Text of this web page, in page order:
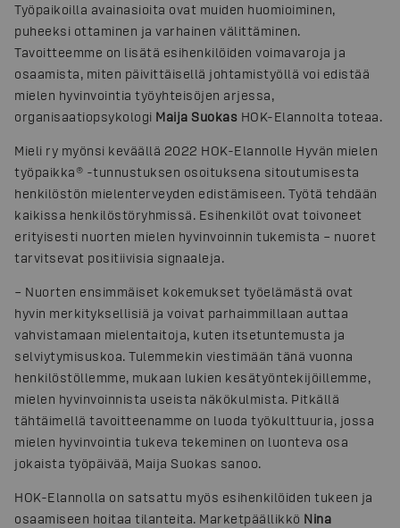
Työpaikoilla avainasioita ovat muiden huomioiminen,
puheeksi ottaminen ja varhainen välittäminen.
Tavoitteemme on lisätä esihenkilöiden voimavaroja ja
osaamista, miten päivittäisellä johtamistyöllä voi edistää
mielen hyvinvointia työyhteisöjen arjessa,
organisaatiopsykologi Maija Suokas HOK-Elannolta toteaa.
Mieli ry myönsi keväällä 2022 HOK-Elannolle Hyvän mielen
työpaikka® -tunnustuksen osoituksena sitoutumisesta
henkilöstön mielenterveyden edistämiseen. Työtä tehdään
kaikissa henkilöstöryhmissä. Esihenkilöt ovat toivoneet
erityisesti nuorten mielen hyvinvoinnin tukemista – nuoret
tarvitsevat positiivisia signaaleja.
– Nuorten ensimmäiset kokemukset työelämästä ovat
hyvin merkityksellisiä ja voivat parhaimmillaan auttaa
vahvistamaan mielentaitoja, kuten itsetuntemusta ja
selviytymisuskoa. Tulemmekin viestimään tänä vuonna
henkilöstöllemme, mukaan lukien kesätyöntekijöillemme,
mielen hyvinvoinnista useista näkökulmista. Pitkällä
tähtäimellä tavoitteenamme on luoda työkulttuuria, jossa
mielen hyvinvointia tukeva tekeminen on luonteva osa
jokaista työpäivää, Maija Suokas sanoo.
HOK-Elannolla on satsattu myös esihenkilöiden tukeen ja
osaamiseen hoitaa tilanteita. Marketpäällikkö Nina